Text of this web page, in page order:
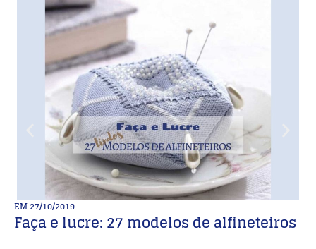
EM27/10/2019
Faça e lucre: 27 modelos de alfineteiros